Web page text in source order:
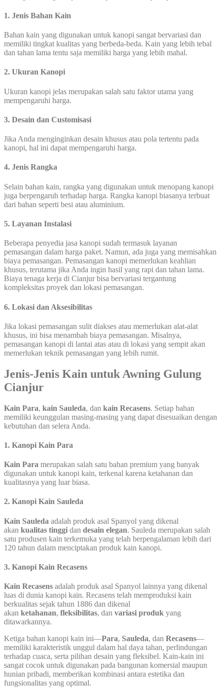
1. Jenis Bahan Kain
Bahan kain yang digunakan untuk kanopi sangat bervariasi dan
memiliki tingkat kualitas yang berbeda-beda. Kain yang lebih tebal
dan tahan lama tentu saja memiliki harga yang lebih mahal.
2. Ukuran Kanopi
Ukuran kanopi jelas merupakan salah satu faktor utama yang
mempengaruhi harga.
3. Desain dan Customisasi
Jika Anda menginginkan desain khusus atau pola tertentu pada
kanopi, hal ini dapat mempengaruhi harga.
4. Jenis Rangka
Selain bahan kain, rangka yang digunakan untuk menopang kanopi
juga berpengaruh terhadap harga. Rangka kanopi biasanya terbuat
dari bahan seperti besi atau aluminium.
5. Layanan Instalasi
Beberapa penyedia jasa kanopi sudah termasuk layanan
pemasangan dalam harga paket. Namun, ada juga yang memisahkan
biaya pemasangan. Pemasangan kanopi memerlukan keahlian
khusus, terutama jika Anda ingin hasil yang rapi dan tahan lama.
Biaya tenaga kerja di Cianjur bisa bervariasi tergantung
kompleksitas proyek dan lokasi pemasangan.
6. Lokasi dan Aksesibilitas
Jika lokasi pemasangan sulit diakses atau memerlukan alat-alat
khusus, ini bisa menambah biaya pemasangan. Misalnya,
pemasangan kanopi di lantai atas atau di lokasi yang sempit akan
memerlukan teknik pemasangan yang lebih rumit.
Jenis-Jenis Kain untuk Awning Gulung
Cianjur
Kain Para, kain Sauleda, dan kain Recasens. Setiap bahan
memiliki keunggulan masing-masing yang dapat disesuaikan dengan
kebutuhan dan selera Anda.
1. Kanopi Kain Para
Kain Para merupakan salah satu bahan premium yang banyak
digunakan untuk kanopi kain, terkenal karena ketahanan dan
kualitasnya yang luar biasa.
2. Kanopi Kain Sauleda
Kain Sauleda adalah produk asal Spanyol yang dikenal
akan kualitas tinggi dan desain elegan. Sauleda merupakan salah
satu produsen kain terkemuka yang telah berpengalaman lebih dari
120 tahun dalam menciptakan produk kain kanopi.
3. Kanopi Kain Recasens
Kain Recasens adalah produk asal Spanyol lainnya yang dikenal
luas di dunia kanopi kain. Recasens telah memproduksi kain
berkualitas sejak tahun 1886 dan dikenal
akan ketahanan, fleksibilitas, dan variasi produk yang
ditawarkannya.
Ketiga bahan kanopi kain ini—Para, Sauleda, dan Recasens—
memiliki karakteristik unggul dalam hal daya tahan, perlindungan
terhadap cuaca, serta pilihan desain yang fleksibel. Kain-kain ini
sangat cocok untuk digunakan pada bangunan komersial maupun
hunian pribadi, memberikan kombinasi antara estetika dan
fungsionalitas yang optimal.